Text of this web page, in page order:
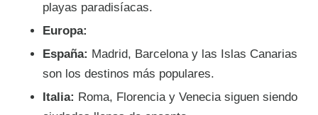
playas paradisíacas.
Europa:
España: Madrid, Barcelona y las Islas Canarias
son los destinos más populares.
Italia: Roma, Florencia y Venecia siguen siendo